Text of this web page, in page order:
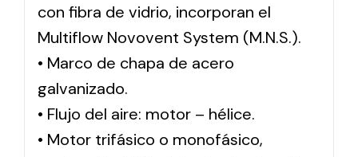
con fibra de vidrio, incorporan el
Multiflow Novovent System (M.N.S.).
• Marco de chapa de acero
galvanizado.
• Flujo del aire: motor – hélice.
• Motor trifásico o monofásico,